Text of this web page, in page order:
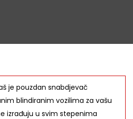
je pouzdan snabdjevač
blindiranim vozilima za vašu
izrađuju u svim stepenima